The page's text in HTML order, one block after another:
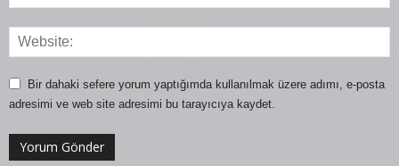
Bir dahaki sefere yorum yaptığımda kullanılmak üzere adımı, e-posta
adresimi ve web site adresimi bu tarayıcıya kaydet.